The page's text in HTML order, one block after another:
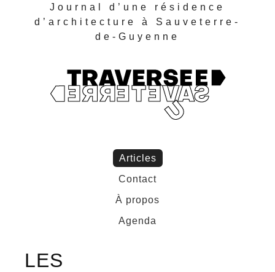
Journal d’une résidence
d’architecture à Sauveterre-
de-Guyenne
Articles
Contact
À propos
Agenda
LES